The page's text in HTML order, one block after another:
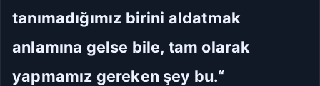
tanımadığımız birini aldatmak
anlamına gelse bile, tam olarak
yapmamız gereken şey bu.“